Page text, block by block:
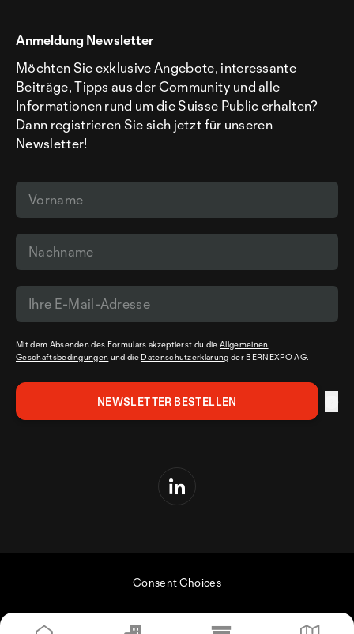
Anmeldung Newsletter
Möchten Sie exklusive Angebote, interessante
Beiträge, Tipps aus der Community und alle
Informationen rund um die Suisse Public erhalten?
Dann registrieren Sie sich jetzt für unseren
Newsletter!
Mit dem Absenden des Formulars akzeptierst du dieAllgemeinen
Geschäftsbedingungen und die Datenschutzerklärung der BERNEXPO AG.
Consent Choices